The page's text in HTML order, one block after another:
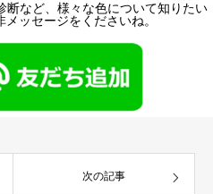
断など、様々な色について知りたい
ッセージをくださいね。
次の記事